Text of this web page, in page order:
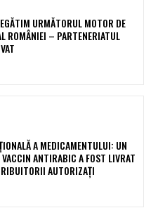
URMĂTORUL MOTOR DE
ROMÂNIEI – PARTENERIATUL
A MEDICAMENTULUI: UN
VACCIN ANTIRABIC A FOST LIVRAT
AUTORIZAȚI